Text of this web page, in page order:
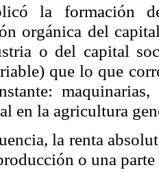
la formación
orgánica del
o del capital
que lo que
en la agricultura
la renta
o una